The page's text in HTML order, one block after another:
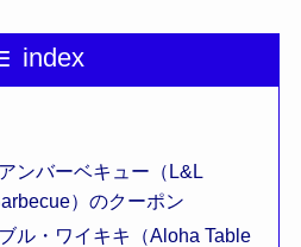
index
ンバーベキュー（L&L
）のクーポン
ル・ワイキキ（Aloha Table